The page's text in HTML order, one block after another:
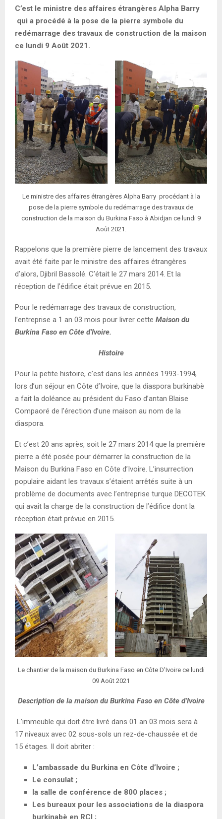
C’est le ministre des affaires étrangères Alpha Barry
qui a procédé à la pose de la pierre symbole du
redémarrage des travaux de construction de la maison
ce lundi 9 Août 2021.
Le ministre des affaires étrangères Alpha Barry procédant à la
pose de la pierre symbole du redémarrage des travaux de
construction de la maison du Burkina Faso à Abidjan ce lundi 9
Août 2021.
Rappelons que la première pierre de lancement des travaux
avait été faite par le ministre des affaires étrangères
d’alors, Djibril Bassolé. C’était le 27 mars 2014. Et la
réception de l’édifice était prévue en 2015.
Pour le redémarrage des travaux de construction,
l’entreprise a 1 an 03 mois pour livrer cette Maison du
Burkina Faso en Côte d’Ivoire.
Histoire
Pour la petite histoire, c’est dans les années 1993-1994,
lors d’un séjour en Côte d’Ivoire, que la diaspora burkinabè
a fait la doléance au président du Faso d’antan Blaise
Compaoré de l’érection d’une maison au nom de la
diaspora.
Et c’est 20 ans après, soit le 27 mars 2014 que la première
pierre a été posée pour démarrer la construction de la
Maison du Burkina Faso en Côte d’Ivoire. L’insurrection
populaire aidant les travaux s’étaient arrêtés suite à un
problème de documents avec l’entreprise turque DECOTEK
qui avait la charge de la construction de l’édifice dont la
réception était prévue en 2015.
Le chantier de la maison du Burkina Faso en Côte D’Ivoire ce lundi
09 Août 2021
Description de la maison du Burkina Faso en Côte d’Ivoire
L’immeuble qui doit être livré dans 01 an 03 mois sera à
17 niveaux avec 02 sous-sols un rez-de-chaussée et de
15 étages. Il doit abriter :
L’ambassade du Burkina en Côte d’Ivoire ;
Le consulat ;
la salle de conférence de 800 places ;
Les bureaux pour les associations de la diaspora
burkinabè en RCI ;